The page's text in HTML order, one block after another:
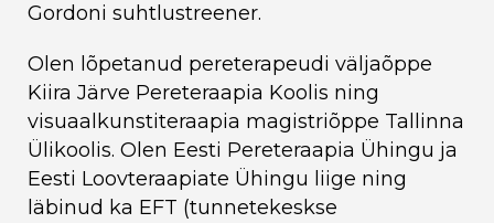
Gordoni suhtlustreener.
Olen lõpetanud pereterapeudi väljaõppe
Kiira Järve Pereteraapia Koolis ning
visuaalkunstiteraapia magistriõppe Tallinna
Ülikoolis. Olen Eesti Pereteraapia Ühingu ja
Eesti Loovteraapiate Ühingu liige ning
läbinud ka EFT (tunnetekeskse